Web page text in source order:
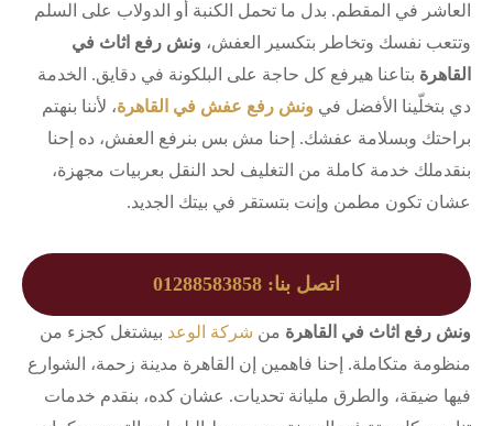
العاشر في المقطم. بدل ما تحمل الكنبة أو الدولاب على السلم
وتتعب نفسك وتخاطر بتكسير العفش، ونش رفع اثاث في
القاهرة بتاعنا هيرفع كل حاجة على البلكونة في دقايق. الخدمة
دي بتخلّينا الأفضل في ونش رفع عفش في القاهرة، لأننا بنهتم
براحتك وبسلامة عفشك. إحنا مش بس بنرفع العفش، ده إحنا
بنقدملك خدمة كاملة من التغليف لحد النقل بعربيات مجهزة،
عشان تكون مطمن وإنت بتستقر في بيتك الجديد.
اتصل بنا: 01288583858
ونش رفع اثاث في القاهرة من شركة الوعد بيشتغل كجزء من
منظومة متكاملة. إحنا فاهمين إن القاهرة مدينة زحمة، الشوارع
فيها ضيقة، والطرق مليانة تحديات. عشان كده، بنقدم خدمات